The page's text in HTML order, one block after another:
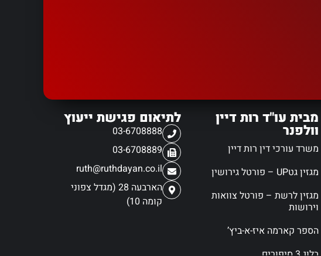
מבית עו"ד רות דיין
וולפנר
משרד עורכי דין רות דיין
מגזין גטUP – פורטל גירושין
מגזין לרשת – פורטל צוואות
וירושות
הספר קארמה איז-א-ביץ’
לתיאום פגישת ייעוץ
03-6708888
03-6708889
ruth@ruthdayan.co.il
הארבעה 28 (מגדל צפוני
קומה 10)